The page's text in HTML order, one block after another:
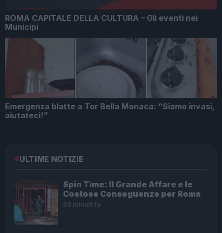
ROMA CAPITALE DELLA CULTURA – Gli eventi nei
Municipi
Emergenza blatte a Tor Bella Monaca: “Siamo invasi,
aiutateci!”
ULTIME NOTIZIE
Spin Time: Il Grande Affare e le
Costose Conseguenze per Roma
23 minuti fa